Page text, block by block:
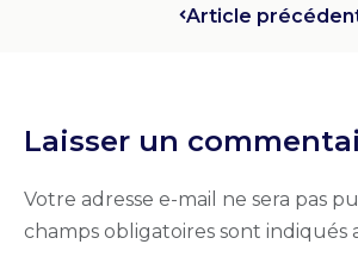
Article
Laisser un
Votre adresse e-mail ne sera pas
champs obligatoires sont indiqués